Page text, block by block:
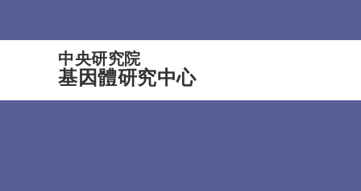
中央研究院
基因體研究中心